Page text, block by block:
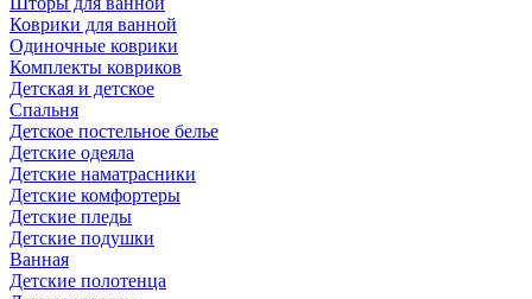
Коврики для ванной
Одиночные коврики
Комплекты ковриков
Детская и детское
Спальня
Детское постельное белье
Детские одеяла
Детские наматрасники
Детские комфортеры
Детские пледы
Детские подушки
Ванная
Детские полотенца